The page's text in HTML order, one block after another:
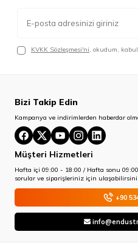
KVKK Sözleşmesi'ni, okudum,
Bizi Takip Edin
Kampanya ve indirimlerden haberdar
Müşteri Hizmetleri
Hafta içi 09:00 - 18:00 / Hafta sonu
sorular ve siparişleriniz için
+90